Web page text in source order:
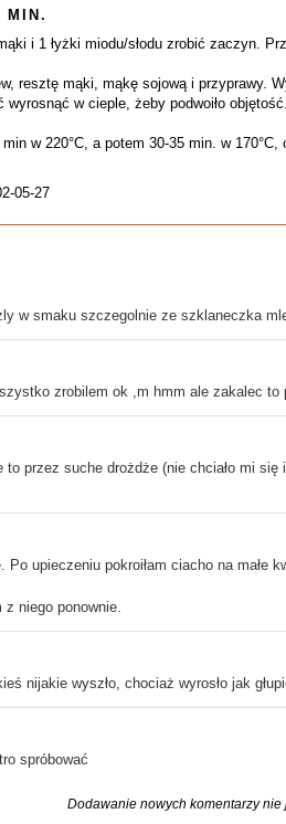
MIN.
i 1 łyżki miodu/słodu zrobić zaczyn.
resztę mąki, mąkę sojową i przyprawy.
w cieple, żeby podwoiło objętość.
w 220°C, a potem 30-35 min. w 170°C,
05-27
w smaku szczegolnie ze szklaneczka
zrobilem ok ,m hmm ale zakalec
przez suche drożdże (nie chciało mi
upieczeniu pokroiłam ciacho na małe
niego ponownie.
nijakie wyszło, chociaż wyrosło jak
spróbować
Dodawanie nowych komentarzy